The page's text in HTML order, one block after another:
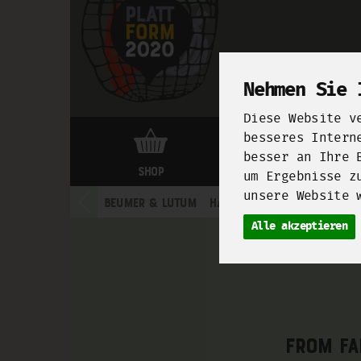
Nehmen
Diese Website
besseres
besser an Ihre
um Ergebnisse
unsere
Alle akzeptieren
Shop Markthalle Neun
Beumer & Lutum Haferkater Manu’s by
From